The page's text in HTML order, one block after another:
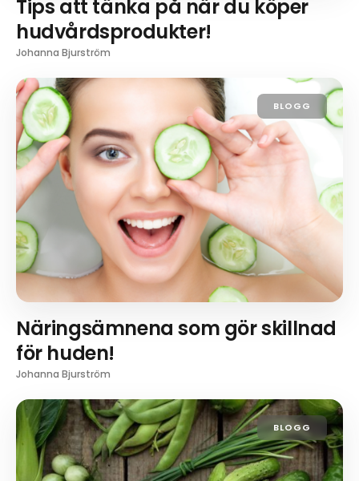
Tips att tänka på när du köper
hudvårdsprodukter!
Johanna Bjurström
BLOGG
Näringsämnena som gör skillnad
för huden!
Johanna Bjurström
BLOGG